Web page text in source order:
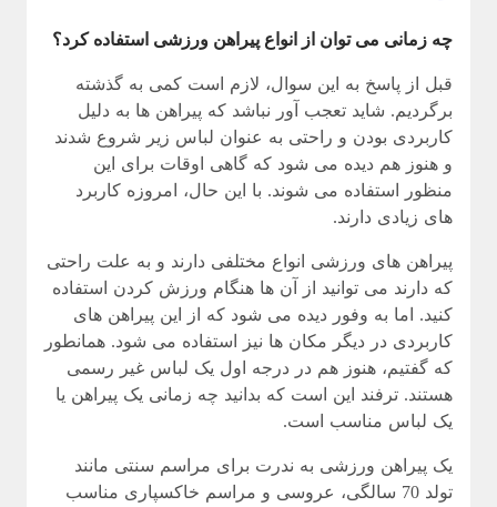
چه زمانی می توان از انواع پیراهن ورزشی استفاده کرد؟
قبل از پاسخ به این سوال، لازم است کمی به گذشته
برگردیم. شاید تعجب آور نباشد که پیراهن ها به دلیل
کاربردی بودن و راحتی به عنوان لباس زیر شروع شدند
و هنوز هم دیده می شود که گاهی اوقات برای این
منظور استفاده می شوند. با این حال، امروزه کاربرد
های زیادی دارند.
پیراهن های ورزشی انواع مختلفی دارند و به علت راحتی
که دارند می توانید از آن ها هنگام ورزش کردن استفاده
کنید. اما به وفور دیده می شود که از این پیراهن های
کاربردی در دیگر مکان ها نیز استفاده می شود. همانطور
که گفتیم، هنوز هم در درجه اول یک لباس غیر رسمی
هستند. ترفند این است که بدانید چه زمانی یک پیراهن یا
یک لباس مناسب است.
یک پیراهن ورزشی به ندرت برای مراسم سنتی مانند
تولد 70 سالگی، عروسی و مراسم خاکسپاری مناسب